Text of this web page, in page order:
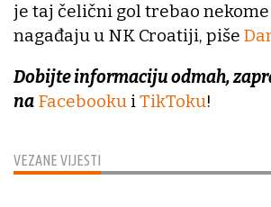
VEZANE VIJESTI
je taj čelični gol trebao
nagađaju u NK Croatiji, piše
Dobijte informaciju odmah,
na FacebookuiTikToku!